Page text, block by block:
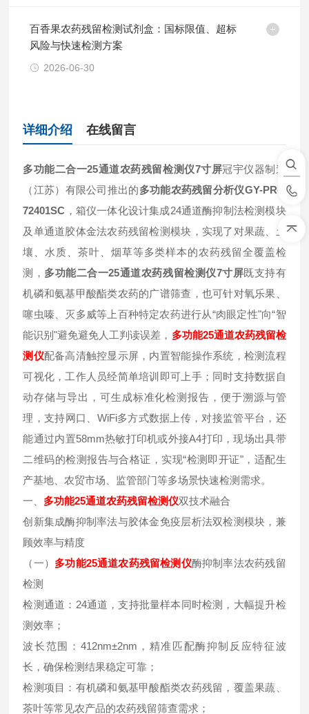
百香果农药残留检测试剂盒：国标限值、超标
风险与快速检测方案
2026-06-30
详细介绍 在线留言
多功能二合一25通道农药残留检测仪7寸屏冠宇仪器制造
（江苏）有限公司推出的多功能农药残留分析仪GY-PR-0
72401SC ，箱仪一体化设计集成24通道酶抑制法检测模块
及单通道胶体金法农药残留检测模块，实现了对果蔬、土
壤、水质、茶叶、烟草等多类样本的农药残留全覆盖检
测， 多功能二合一25通道农药残留检测仪7寸屏既支持有
机磷和氨基甲酸酯类农药的广谱筛查，也可针对氧乐果、
噻虫嗪、灭多威等上百种特定农药进行从“肉眼定性"向“智
能识别"避免避免人工判读误差， 多功能25通道农药残留检
测仪配备高清触控显示屏，内置智能操作系统，检测流程
可视化，工作人员经简单培训即可上手；同时支持数据自
动存储与导出，可生成标准化检测报告，便于溯源与管
理，支持网口、WiFi多方式数据上传，对接监管平台，还
能通过内置58mm热敏打印机或外接A4打印，现场出具带
二维码的检测报告与合格证，实现“检测即开证"，适配生
产基地、农贸市场、监管部门等多场景快速检测需求。
一、 多功能25通道农药残留检测仪双技术融合
创新集成酶抑制率法与胶体金免疫层析法双检测模块，兼
顾效率与精度
（一） 多功能25通道农药残留检测仪酶抑制率法农药残留
检测
检测通道：24通道，支持批量样本同时检测，大幅提升检
测效率；
波长范围：412nm±2nm，精准匹配酶抑制反应特征波
长，确保检测结果稳定可靠；
检测项目：有机磷和氨基甲酸酯类农药残留，覆盖果蔬、
茶叶等常见农产品的农药残留筛查需求；